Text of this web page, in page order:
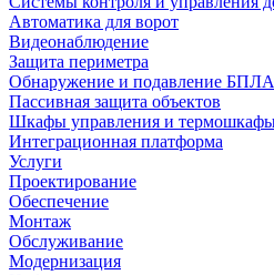
Автоматика для ворот
Видеонаблюдение
Защита периметра
Обнаружение и подавление БПЛА
Пассивная защита объектов
Шкафы управления и
Интеграционная платформа
Услуги
Проектирование
Обеспечение
Монтаж
Обслуживание
Модернизация